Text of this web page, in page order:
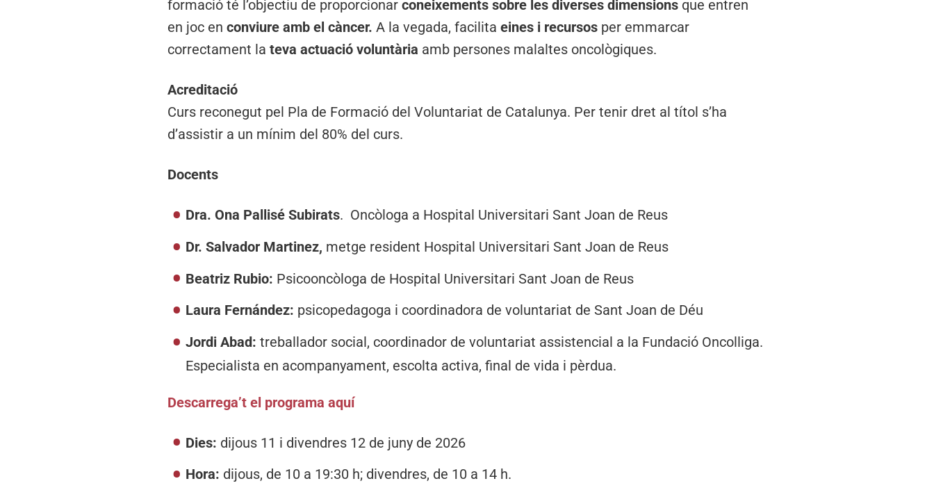
formació té l’objectiu de proporcionarconeixements sobre les diverses dimensions que entren
en joc en conviure amb el càncer. A la vegada, facilitaeines i recursos per emmarcar
correctament la teva actuació voluntària amb persones malaltes oncològiques.
Acreditació
Curs reconegut pel Pla de Formació del Voluntariat de Catalunya. Per tenir dret al títol s’ha
d’assistir a un mínim del 80% del curs.
Docents
Dra. Ona Pallisé Subirats. Oncòloga a Hospital Universitari Sant Joan de Reus
Dr. Salvador Martinez, metge resident Hospital Universitari Sant Joan de Reus
Beatriz Rubio: Psicooncòloga de Hospital Universitari Sant Joan de Reus
Laura Fernández: psicopedagoga i coordinadora de voluntariat de Sant Joan de Déu
Jordi Abad:treballador social, coordinador de voluntariat assistencial a la Fundació Oncolliga.
Especialista en acompanyament, escolta activa, final de vida i pèrdua.
Descarrega’t el programa aquí
Dies: dijous 11 i divendres 12 de juny de 2026
Hora: dijous, de 10 a 19:30 h; divendres, de 10 a 14 h.